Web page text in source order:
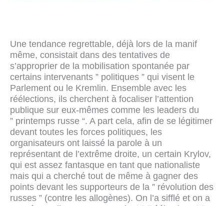
Une tendance regrettable, déjà lors de la manif
même, consistait dans des tentatives de
s’approprier de la mobilisation spontanée par
certains intervenants ” politiques ” qui visent le
Parlement ou le Kremlin. Ensemble avec les
réélections, ils cherchent à focaliser l’attention
publique sur eux-mêmes comme les leaders du
” printemps russe “. A part cela, afin de se légitimer
devant toutes les forces politiques, les
organisateurs ont laissé la parole à un
représentant de l’extrême droite, un certain Krylov,
qui est assez fantasque en tant que nationaliste
mais qui a cherché tout de même à gagner des
points devant les supporteurs de la ” révolution des
russes ” (contre les allogènes). On l’a sifflé et on a